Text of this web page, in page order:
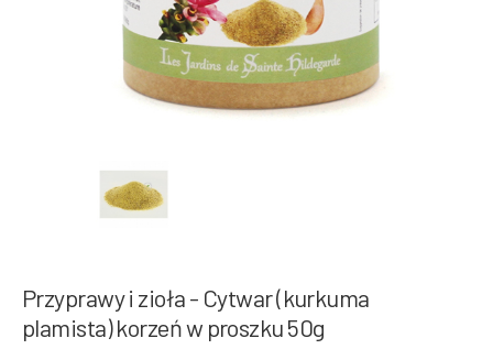
Przyprawy i zioła - Cytwar (kurkuma
plamista) korzeń w proszku 50g